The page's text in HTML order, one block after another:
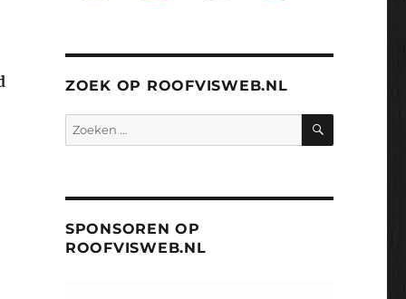
ZOEK OP ROOFVISWEB.NL
Zoeken
naar:
ZOEKEN
SPONSOREN OP
ROOFVISWEB.NL